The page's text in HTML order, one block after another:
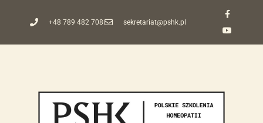
+48 789 482 708 sekretariat@pshk.pl